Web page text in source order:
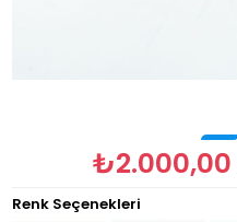
₺2.000,00
Renk Seçenekleri